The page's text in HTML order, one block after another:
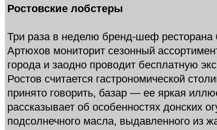
Ростовские лобстеры
Три раза в неделю бренд-шеф ресторана
Артюхов мониторит сезонный
города и заодно проводит бесплатную
Ростов считается гастрономической
принято говорить, базар — ее яркая
рассказывает об особенностях донских
подсолнечного масла, выдавленного из